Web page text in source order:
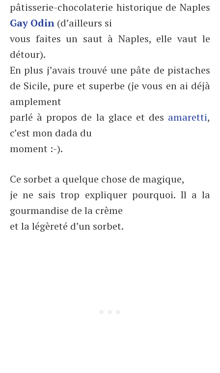
pâtisserie-chocolaterie historique de Naples
Gay Odin (d’ailleurs si
vous faites un saut à Naples, elle vaut le
détour).
En plus j’avais trouvé une pâte de pistaches
de Sicile, pure et superbe (je vous en ai déjà
amplement
parlé à propos de la glace et des amaretti,
c’est mon dada du
moment :-).
Ce sorbet a quelque chose de magique,
je ne sais trop expliquer pourquoi. Il a la
gourmandise de la crème
et la légèreté d’un sorbet.